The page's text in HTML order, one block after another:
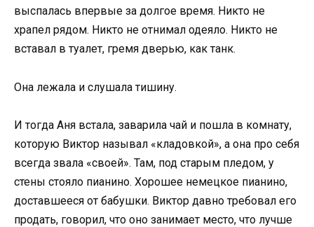
выспалась впервые за долгое время. Никто не
храпел рядом. Никто не отнимал одеяло. Никто не
вставал в туалет, гремя дверью, как танк.
Она лежала и слушала тишину.
И тогда Аня встала, заварила чай и пошла в комнату,
которую Виктор называл «кладовкой», а она про себя
всегда звала «своей». Там, под старым пледом, у
стены стояло пианино. Хорошее немецкое пианино,
доставшееся от бабушки. Виктор давно требовал его
продать, говорил, что оно занимает место, что лучше